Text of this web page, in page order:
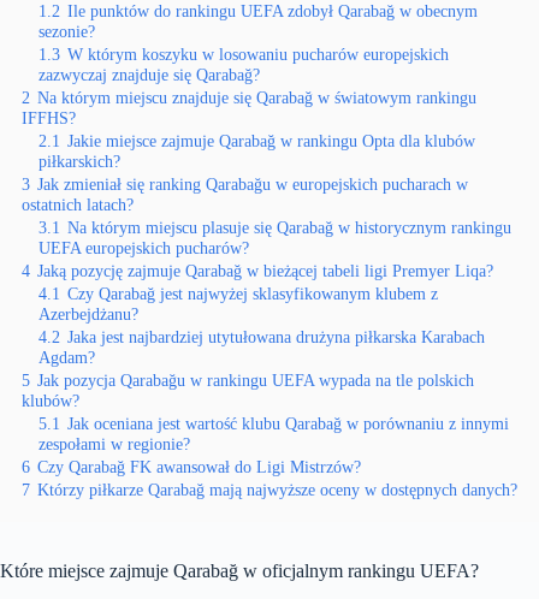
1.2 Ile punktów do rankingu UEFA zdobył Qarabağ w obecnym
sezonie?
1.3 W którym koszyku w losowaniu pucharów europejskich
zazwyczaj znajduje się Qarabağ?
2 Na którym miejscu znajduje się Qarabağ w światowym rankingu
IFFHS?
2.1 Jakie miejsce zajmuje Qarabağ w rankingu Opta dla klubów
piłkarskich?
3 Jak zmieniał się ranking Qarabağu w europejskich pucharach w
ostatnich latach?
3.1 Na którym miejscu plasuje się Qarabağ w historycznym rankingu
UEFA europejskich pucharów?
4 Jaką pozycję zajmuje Qarabağ w bieżącej tabeli ligi Premyer Liqa?
4.1 Czy Qarabağ jest najwyżej sklasyfikowanym klubem z
Azerbejdżanu?
4.2 Jaka jest najbardziej utytułowana drużyna piłkarska Karabach
Agdam?
5 Jak pozycja Qarabağu w rankingu UEFA wypada na tle polskich
klubów?
5.1 Jak oceniana jest wartość klubu Qarabağ w porównaniu z innymi
zespołami w regionie?
6 Czy Qarabağ FK awansował do Ligi Mistrzów?
7 Którzy piłkarze Qarabağ mają najwyższe oceny w dostępnych danych?
Które miejsce zajmuje Qarabağ w oficjalnym rankingu UEFA?